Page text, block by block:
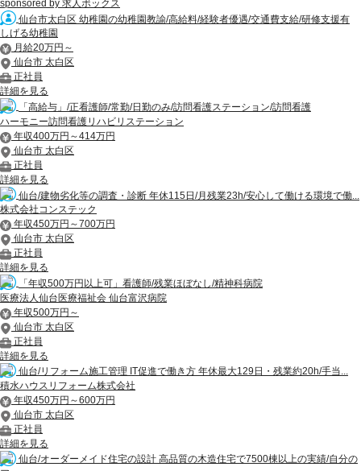
sponsored by 求人ボックス
仙台市太白区 幼稚園の幼稚園教諭/高給料/経験者優遇/交通費支給/研修支援有
しげる幼稚園
月給20万円～
仙台市 太白区
正社員
詳細を見る
「高給与」/正看護師/常勤/日勤のみ/訪問看護ステーション/訪問看護
ハーモニー訪問看護リハビリステーション
年収400万円～414万円
仙台市 太白区
正社員
詳細を見る
仙台/建物劣化等の調査・診断 年休115日/月残業23h/安心して働ける環境で働...
株式会社コンステック
年収450万円～700万円
仙台市 太白区
正社員
詳細を見る
「年収500万円以上可」看護師/残業ほぼなし/精神科病院
医療法人仙台医療福祉会 仙台富沢病院
年収500万円～
仙台市 太白区
正社員
詳細を見る
仙台/リフォーム施工管理 IT促進で働き方 年休最大129日・残業約20h/手当...
積水ハウスリフォーム株式会社
年収450万円～600万円
仙台市 太白区
正社員
詳細を見る
仙台/オーダーメイド住宅の設計 高品質の木造住宅で7500棟以上の実績/自分の